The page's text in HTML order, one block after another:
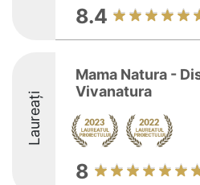
8.4
Laureați
Mama Natura -
Vivanatura
8